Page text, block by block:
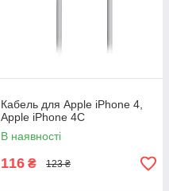
Кабель для Apple iPhone 4,
Apple iPhоne 4C
В наявності
116 ₴ 123 ₴